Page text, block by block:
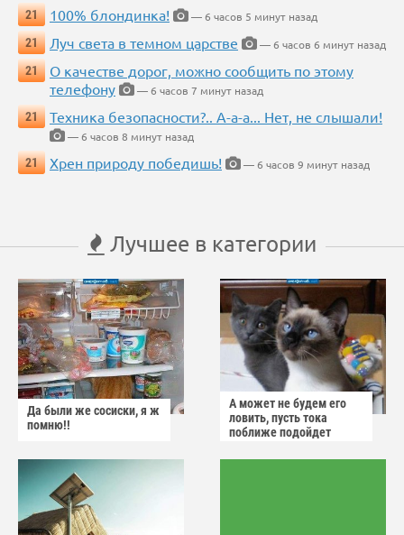
21
100% блондинка!
— 6 часов 5 минут назад
21
Луч света в темном царстве
— 6 часов 6 минут назад
21
О качестве дорог, можно сообщить по этому
телефону
— 6 часов 7 минут назад
21
Техника безопасности?.. А-а-а... Нет, не слышали!
— 6 часов 8 минут назад
21
Хрен природу победишь! — 6 часов 9 минут назад
Лучшее в категории
Да были же сосиски, я ж
помню!!
А может не будем его
ловить, пусть тока
поближе подойдет